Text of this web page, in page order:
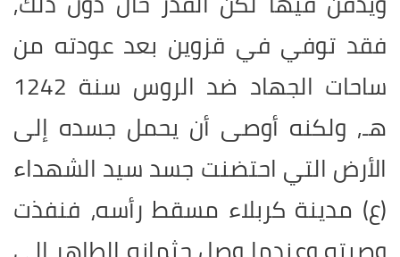
فقد توفي في قزوين بعد عودته من
ساحات الجهاد ضد الروس سنة 1242
هـ, ولكنه أوصى أن يحمل جسده إلى
الأرض التي احتضنت جسد سيد الشهداء
(ع) مدينة كربلاء مسقط رأسه، فنفذت